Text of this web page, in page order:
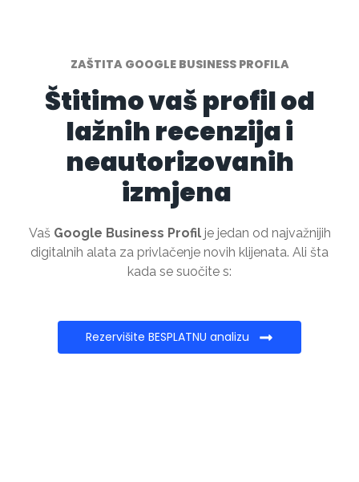
ZAŠTITA GOOGLE BUSINESS PROFILA
Štitimo vaš profil od
lažnih recenzija i
neautorizovanih
izmjena
Vaš Google Business Profilje jedan od najvažnijih
digitalnih alata za privlačenje novih klijenata. Ali šta
kada se suočite s:
Rezervišite BESPLATNU analizu